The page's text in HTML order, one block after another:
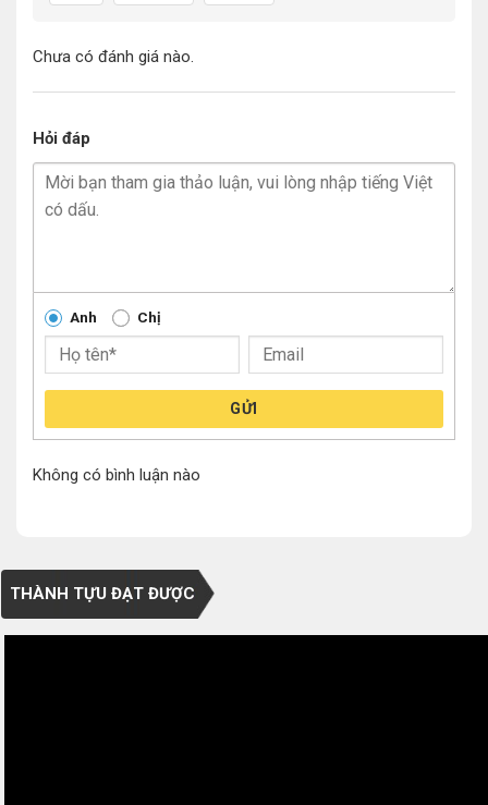
Chưa có đánh giá nào.
Hỏi đáp
Anh Chị
GỬI
Không có bình luận nào
THÀNH TỰU ĐẠT ĐƯỢC